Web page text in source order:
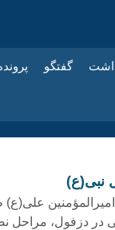
گفتگو
نبی(ع)
در دزفول، مراحل